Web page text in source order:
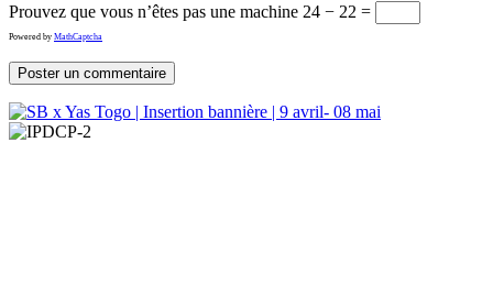
Prouvez que vous n’êtes pas une machine 24 − 22 =
Powered by MathCaptcha